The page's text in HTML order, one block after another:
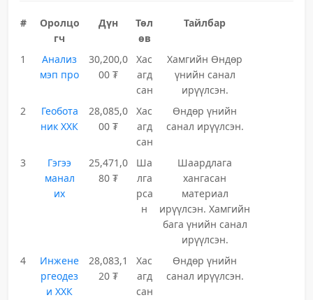
#
Оролцо
гч
Дүн
Төл
өв
Тайлбар
1
Анализ
мэп про
30,200,0
00 ₮
Хас
агд
сан
Хамгийн Өндөр
үнийн санал
ирүүлсэн.
2
Геобота
ник ХХК
28,085,0
00 ₮
Хас
агд
сан
Өндөр үнийн
санал ирүүлсэн.
3
Гэгээ
манал
их
25,471,0
80 ₮
Ша
лга
рса
н
Шаардлага
хангасан
материал
ирүүлсэн. Хамгийн
бага үнийн санал
ирүүлсэн.
4
Инжене
ргеодез
и ХХК
28,083,1
20 ₮
Хас
агд
сан
Өндөр үнийн
санал ирүүлсэн.